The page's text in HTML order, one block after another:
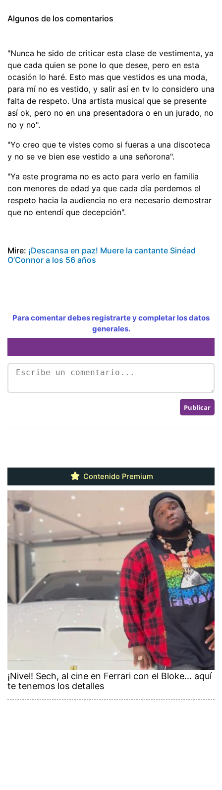
Algunos de los comentarios
"Nunca he sido de criticar esta clase de vestimenta, ya
que cada quien se pone lo que desee, pero en esta
ocasión lo haré. Esto mas que vestidos es una moda,
para mí no es vestido, y salir así en tv lo considero una
falta de respeto. Una artista musical que se presente
así ok, pero no en una presentadora o en un jurado, no
no y no".
"Yo creo que te vistes como si fueras a una discoteca
y no se ve bien ese vestido a una señorona".
"Ya este programa no es acto para verlo en familia
con menores de edad ya que cada día perdemos el
respeto hacia la audiencia no era necesario demostrar
que no entendí que decepción".
Mire: ¡Descansa en paz! Muere la cantante Sinéad
O’Connor a los 56 años
Para comentar debes registrarte y completar los datos
generales.
Contenido Premium
¡Nivel! Sech, al cine en Ferrari con el Bloke... aquí
te tenemos los detalles